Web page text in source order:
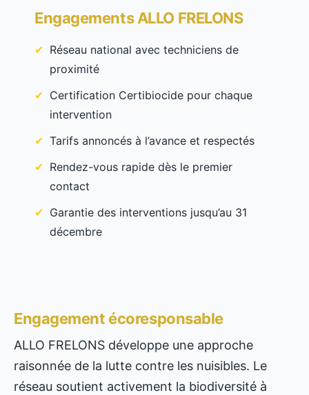
Engagements ALLO FRELONS
Réseau national avec techniciens de
proximité
Certification Certibiocide pour chaque
intervention
Tarifs annoncés à l’avance et respectés
Rendez-vous rapide dès le premier
contact
Garantie des interventions jusqu’au 31
décembre
Engagement écoresponsable
ALLO FRELONS développe une approche
raisonnée de la lutte contre les nuisibles. Le
réseau soutient activement la biodiversité à